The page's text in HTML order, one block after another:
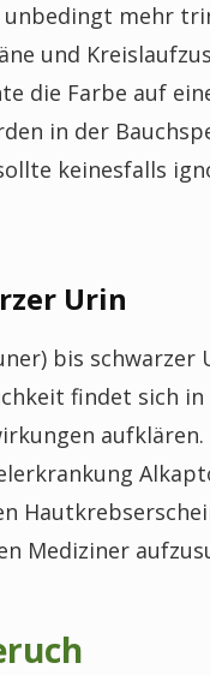
mehr
und
die Farbe auf
in der
keinesfalls
Urin
bis
findet sich
Mediziner